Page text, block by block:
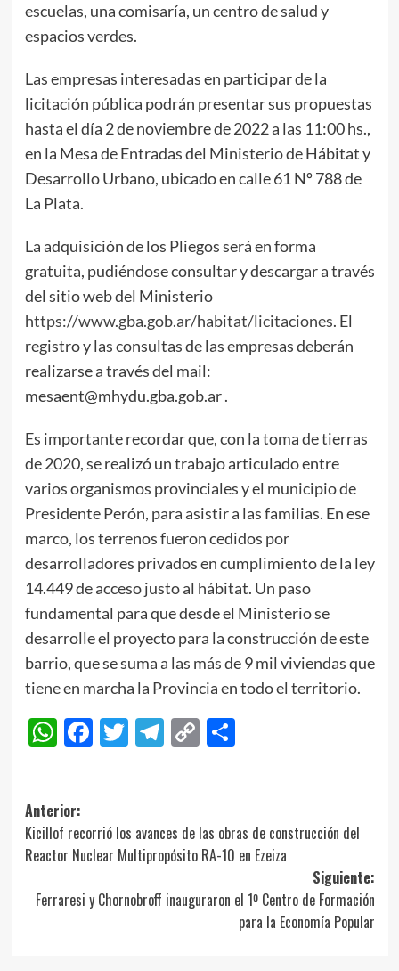
escuelas, una comisaría, un centro de salud y
espacios verdes.
Las empresas interesadas en participar de la
licitación pública podrán presentar sus propuestas
hasta el día 2 de noviembre de 2022 a las 11:00 hs.,
en la Mesa de Entradas del Ministerio de Hábitat y
Desarrollo Urbano, ubicado en calle 61 Nº 788 de
La Plata.
La adquisición de los Pliegos será en forma
gratuita, pudiéndose consultar y descargar a través
del sitio web del Ministerio
https://www.gba.gob.ar/habitat/licitaciones. El
registro y las consultas de las empresas deberán
realizarse a través del mail:
mesaent@mhydu.gba.gob.ar .
Es importante recordar que, con la toma de tierras
de 2020, se realizó un trabajo articulado entre
varios organismos provinciales y el municipio de
Presidente Perón, para asistir a las familias. En ese
marco, los terrenos fueron cedidos por
desarrolladores privados en cumplimiento de la ley
14.449 de acceso justo al hábitat. Un paso
fundamental para que desde el Ministerio se
desarrolle el proyecto para la construcción de este
barrio, que se suma a las más de 9 mil viviendas que
tiene en marcha la Provincia en todo el territorio.
WhatsApp
Facebook
Twitter
Telegram
CopyCompartir
Navegación
de
entradas
Anterior:
Kicillof recorrió los avances de las obras de construcción del
Reactor Nuclear Multipropósito RA-10 en Ezeiza
Siguiente:
Ferraresi y Chornobroff inauguraron el 1º Centro de Formación
para la Economía Popular